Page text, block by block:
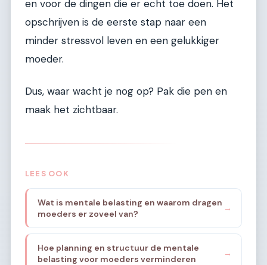
en voor de dingen die er echt toe doen. Het
opschrijven is de eerste stap naar een
minder stressvol leven en een gelukkiger
moeder.
Dus, waar wacht je nog op? Pak die pen en
maak het zichtbaar.
LEES OOK
Wat is mentale belasting en waarom dragen
moeders er zoveel van?
→
Hoe planning en structuur de mentale
belasting voor moeders verminderen
→